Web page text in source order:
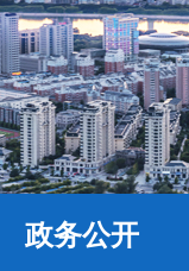
政务公开